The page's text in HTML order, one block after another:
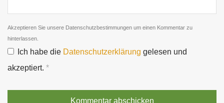
Akzeptieren Sie unsere Datenschutzbestimmungen um einen Kommentar zu
hinterlassen.
Ich habe die Datenschutzerklärung gelesen und
akzeptiert. *